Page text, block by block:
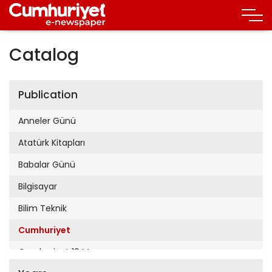
Catalog
Publication
Anneler Günü
Atatürk Kitapları
Babalar Günü
Bilgisayar
Bilim Teknik
Cumhuriyet
Cumhuriyet 19 Mayıs